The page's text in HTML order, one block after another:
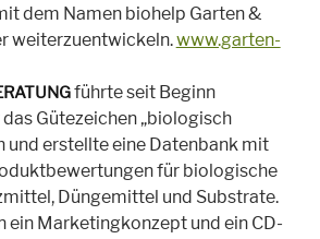
dem Namen biohelp Garten &
weiterzuentwickeln.www.garten-
führte seit Beginn
Gütezeichen „biologisch
und erstellte eine Datenbank mit
für biologische
Düngemittel und Substrate.
ein Marketingkonzept und ein CD-